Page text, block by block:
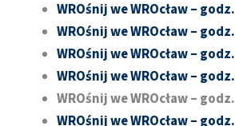
WROśnij we WROcław – godz.
WROśnij we WROcław – godz.
WROśnij we WROcław – godz.
WROśnij we WROcław – godz.
WROśnij we WROcław – godz.
WROśnij we WROcław – godz.